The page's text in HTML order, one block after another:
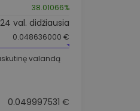
38.01066%
24 val. didžiausia
0.048636000 €
valandą
0.049997531 €